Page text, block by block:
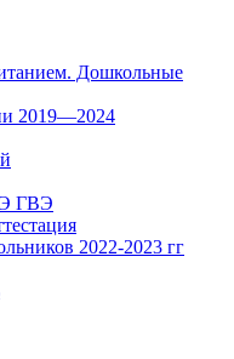
Дошкольные
2019—2024
ГВЭ
2022-2023 гг